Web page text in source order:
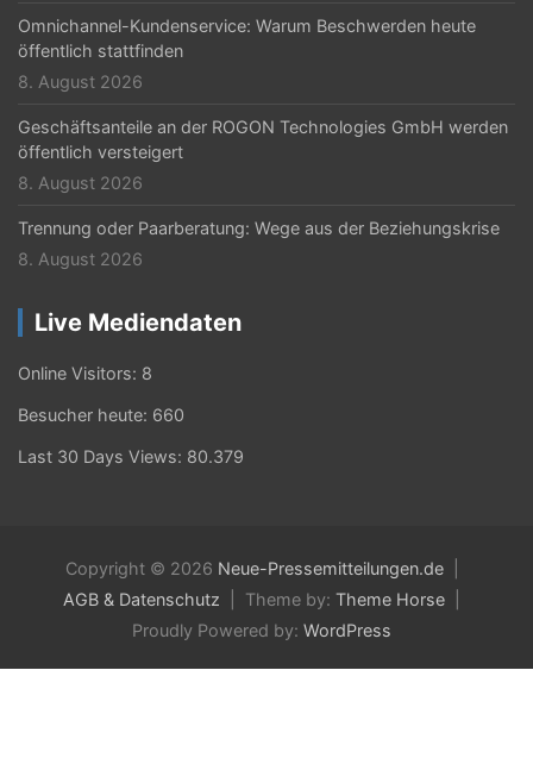
Omnichannel-Kundenservice: Warum Beschwerden heute
öffentlich stattfinden
8. August 2026
Geschäftsanteile an der ROGON Technologies GmbH werden
öffentlich versteigert
8. August 2026
Trennung oder Paarberatung: Wege aus der Beziehungskrise
8. August 2026
Live Mediendaten
Online Visitors: 8
Besucher heute: 660
Last 30 Days Views: 80.379
Copyright © 2026 Neue-Pressemitteilungen.de
AGB & Datenschutz
Theme by: Theme Horse
Proudly Powered by: WordPress